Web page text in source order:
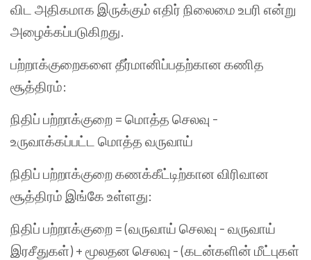
விட அதிகமாக இருக்கும் எதிர் நிலைமை உபரி என்று
அழைக்கப்படுகிறது.
பற்றாக்குறைகளை தீர்மானிப்பதற்கான கணித
சூத்திரம்:
நிதிப் பற்றாக்குறை = மொத்த செலவு -
உருவாக்கப்பட்ட மொத்த வருவாய்
நிதிப் பற்றாக்குறை கணக்கீட்டிற்கான விரிவான
சூத்திரம் இங்கே உள்ளது:
நிதிப் பற்றாக்குறை = (வருவாய் செலவு - வருவாய்
இரசீதுகள்) + மூலதன செலவு - (கடன்களின் மீட்புகள்